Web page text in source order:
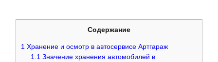
Содержание
1 Хранение и осмотр в автосервисе Артгараж
1.1 Значение хранения автомобилей в